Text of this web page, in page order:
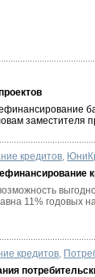
заместителя
кредитов,
11% годовых
кредитов,